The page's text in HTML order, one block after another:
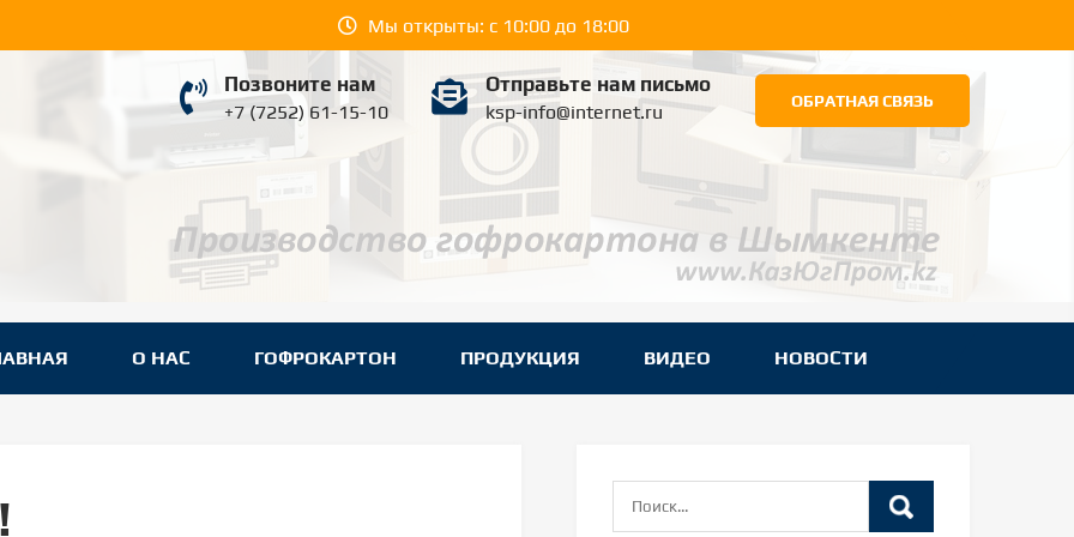
Мы открыты: с 10:00 до 18:00
ШЫМКЕНТ
в Шымкенте.
Позвоните нам
+7 (7252) 61-15-10
Отправьте нам письмо
ksp-info@internet.ru ОБРАТНАЯ СВЯЗЬ
О НАС ГОФРОКАРТОН ПРОДУКЦИЯ ВИДЕО НОВОСТИ